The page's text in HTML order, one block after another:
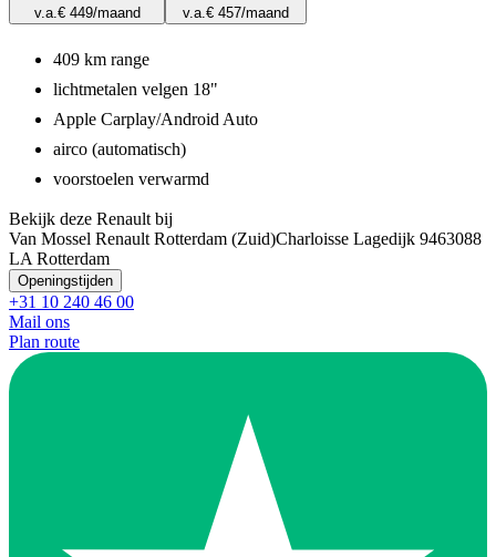
v.a.€ 449/maand
v.a.€ 457/maand
409 km range
lichtmetalen velgen 18"
Apple Carplay/Android Auto
airco (automatisch)
voorstoelen verwarmd
Bekijk deze Renault bij
Van Mossel Renault Rotterdam (Zuid)Charloisse Lagedijk 9463088
LA Rotterdam
Openingstijden
+31 10 240 46 00
Mail ons
Plan route